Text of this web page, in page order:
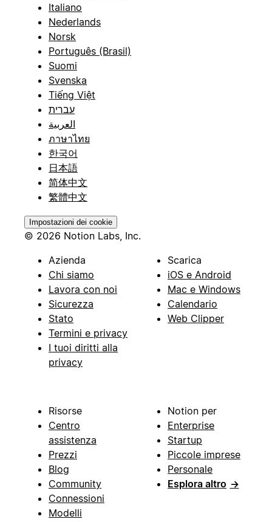
Italiano
Nederlands
Norsk
Português (Brasil)
Suomi
Svenska
Tiếng Việt
עברית
العربية
ภาษาไทย
한국어
日本語
简体中文
繁體中文
Impostazioni dei cookie
© 2026 Notion Labs, Inc.
Azienda
Chi siamo
Lavora con noi
Sicurezza
Stato
Termini e privacy
I tuoi diritti alla
privacy
Scarica
iOS e Android
Mac e Windows
Calendario
Web Clipper
Risorse
Centro
assistenza
Prezzi
Blog
Community
Connessioni
Modelli
Notion per
Enterprise
Startup
Piccole imprese
Personale
Esplora altro →